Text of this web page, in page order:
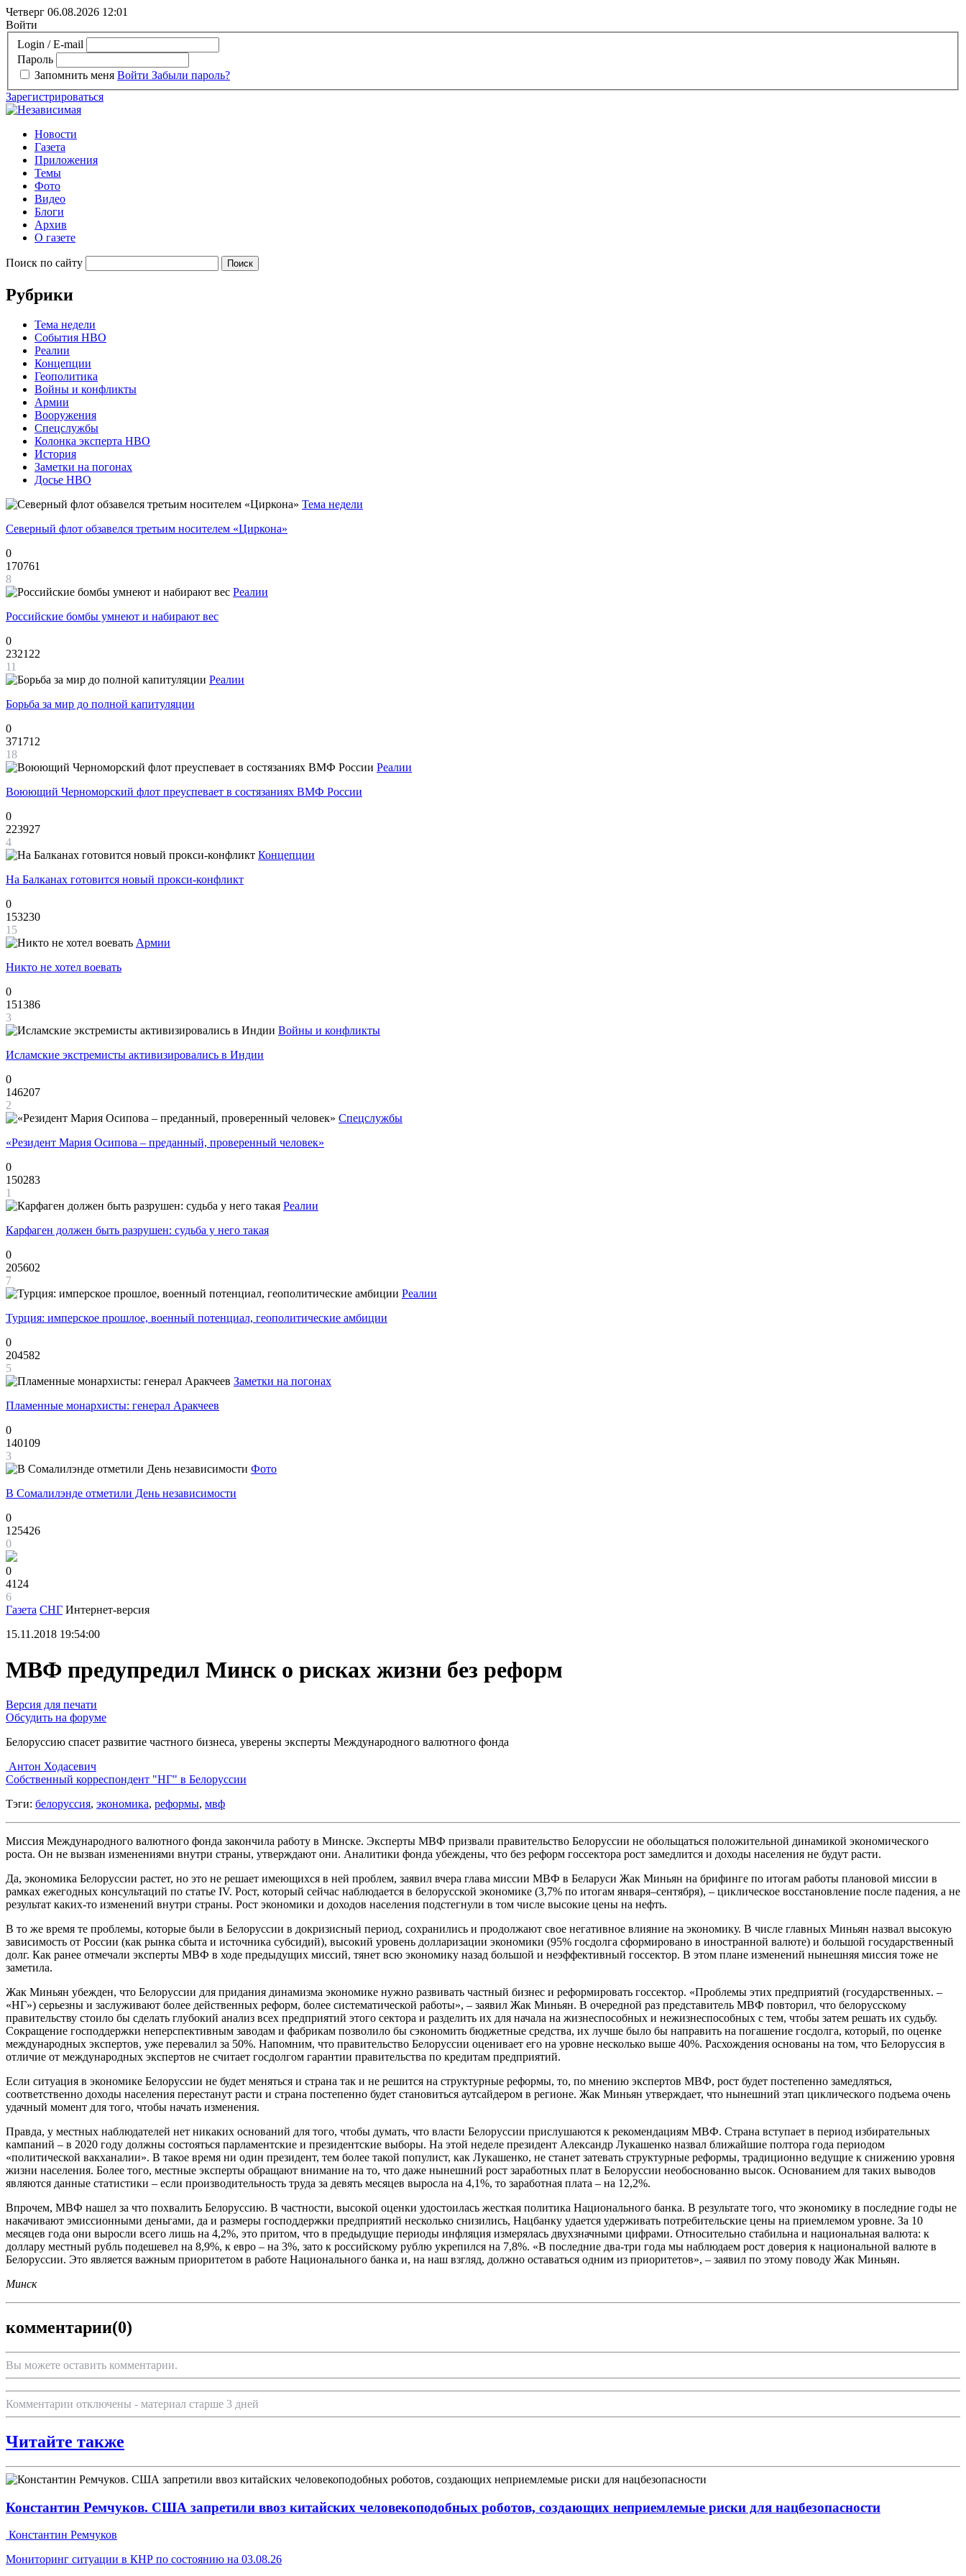
Четверг 06.08.2026 12:01
Войти
Login / E-mail
Пароль
Запомнить меня Войти Забыли пароль?
Зарегистрироваться
Новости
Газета
Приложения
Темы
Фото
Видео
Блоги
Архив
О газете
Поиск по сайту
Рубрики
Тема недели
События НВО
Реалии
Концепции
Геополитика
Войны и конфликты
Армии
Вооружения
Спецслужбы
Колонка эксперта НВО
История
Заметки на погонах
Досье НВО
Тема недели
Северный флот обзавелся третьим носителем «Циркона»
0
170761
8
Реалии
Российские бомбы умнеют и набирают вес
0
232122
11
Реалии
Борьба за мир до полной капитуляции
0
371712
18
Реалии
Воюющий Черноморский флот преуспевает в состязаниях ВМФ России
0
223927
4
Концепции
На Балканах готовится новый прокси-конфликт
0
153230
15
Армии
Никто не хотел воевать
0
151386
3
Войны и конфликты
Исламские экстремисты активизировались в Индии
0
146207
2
Спецслужбы
«Резидент Мария Осипова – преданный, проверенный человек»
0
150283
1
Реалии
Карфаген должен быть разрушен: судьба у него такая
0
205602
7
Реалии
Турция: имперское прошлое, военный потенциал, геополитические амбиции
0
204582
5
Заметки на погонах
Пламенные монархисты: генерал Аракчеев
0
140109
3
Фото
В Сомалилэнде отметили День независимости
0
125426
0
0
4124
6
Газета СНГ Интернет-версия
15.11.2018 19:54:00
МВФ предупредил Минск о рисках жизни без реформ
Версия для печати
Обсудить на форуме
Белоруссию спасет развитие частного бизнеса, уверены эксперты Международного валютного фонда
Антон Ходасевич
Cобственный корреспондент "НГ" в Белоруссии
Тэги: белоруссия, экономика, реформы, мвф
Миссия Международного валютного фонда закончила работу в Минске. Эксперты МВФ призвали правительство Белоруссии не обольщаться положительной динамикой экономического
роста. Он не вызван изменениями внутри страны, утверждают они. Аналитики фонда убеждены, что без реформ госсектора рост замедлится и доходы населения не будут расти.
Да, экономика Белоруссии растет, но это не решает имеющихся в ней проблем, заявил вчера глава миссии МВФ в Беларуси Жак Миньян на брифинге по итогам работы плановой миссии в
рамках ежегодных консультаций по статье IV. Рост, который сейчас наблюдается в белорусской экономике (3,7% по итогам января–сентября), – циклическое восстановление после падения, а не
результат каких-то изменений внутри страны. Рост экономики и доходов населения подстегнули в том числе высокие цены на нефть.
В то же время те проблемы, которые были в Белоруссии в докризисный период, сохранились и продолжают свое негативное влияние на экономику. В числе главных Миньян назвал высокую
зависимость от России (как рынка сбыта и источника субсидий), высокий уровень долларизации экономики (95% госдолга сформировано в иностранной валюте) и большой государственный
долг. Как ранее отмечали эксперты МВФ в ходе предыдущих миссий, тянет всю экономику назад большой и неэффективный госсектор. В этом плане изменений нынешняя миссия тоже не
заметила.
Жак Миньян убежден, что Белоруссии для придания динамизма экономике нужно развивать частный бизнес и реформировать госсектор. «Проблемы этих предприятий (государственных. –
«НГ») серьезны и заслуживают более действенных реформ, более систематической работы», – заявил Жак Миньян. В очередной раз представитель МВФ повторил, что белорусскому
правительству стоило бы сделать глубокий анализ всех предприятий этого сектора и разделить их для начала на жизнеспособных и нежизнеспособных с тем, чтобы затем решать их судьбу.
Сокращение господдержки неперспективным заводам и фабрикам позволило бы сэкономить бюджетные средства, их лучше было бы направить на погашение госдолга, который, по оценке
международных экспертов, уже перевалил за 50%. Напомним, что правительство Белоруссии оценивает его на уровне несколько выше 40%. Расхождения основаны на том, что Белоруссия в
отличие от международных экспертов не считает госдолгом гарантии правительства по кредитам предприятий.
Если ситуация в экономике Белоруссии не будет меняться и страна так и не решится на структурные реформы, то, по мнению экспертов МВФ, рост будет постепенно замедляться,
соответственно доходы населения перестанут расти и страна постепенно будет становиться аутсайдером в регионе. Жак Миньян утверждает, что нынешний этап циклического подъема очень
удачный момент для того, чтобы начать изменения.
Правда, у местных наблюдателей нет никаких оснований для того, чтобы думать, что власти Белоруссии прислушаются к рекомендациям МВФ. Страна вступает в период избирательных
кампаний – в 2020 году должны состояться парламентские и президентские выборы. На этой неделе президент Александр Лукашенко назвал ближайшие полтора года периодом
«политической вакханалии». В такое время ни один президент, тем более такой популист, как Лукашенко, не станет затевать структурные реформы, традиционно ведущие к снижению уровня
жизни населения. Более того, местные эксперты обращают внимание на то, что даже нынешний рост заработных плат в Белоруссии необоснованно высок. Основанием для таких выводов
являются данные статистики – если производительность труда за девять месяцев выросла на 4,1%, то заработная плата – на 12,2%.
Впрочем, МВФ нашел за что похвалить Белоруссию. В частности, высокой оценки удостоилась жесткая политика Национального банка. В результате того, что экономику в последние годы не
накачивают эмиссионными деньгами, да и размеры господдержки предприятий несколько снизились, Нацбанку удается удерживать потребительские цены на приемлемом уровне. За 10
месяцев года они выросли всего лишь на 4,2%, это притом, что в предыдущие периоды инфляция измерялась двухзначными цифрами. Относительно стабильна и национальная валюта: к
доллару местный рубль подешевел на 8,9%, к евро – на 3%, зато к российскому рублю укрепился на 7,8%. «В последние два-три года мы наблюдаем рост доверия к национальной валюте в
Белоруссии. Это является важным приоритетом в работе Национального банка и, на наш взгляд, должно оставаться одним из приоритетов», – заявил по этому поводу Жак Миньян.
Минск
комментарии(0)
Вы можете оставить комментарии.
Комментарии отключены - материал старше 3 дней
Читайте также
Константин Ремчуков. США запретили ввоз китайских человекоподобных роботов, создающих неприемлемые риски для нацбезопасности
Константин Ремчуков
Мониторинг ситуации в КНР по состоянию на 03.08.26